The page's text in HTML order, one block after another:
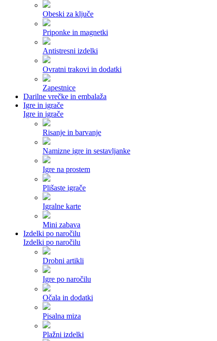
Obeski za ključe
Priponke in magnetki
Antistresni izdelki
Ovratni trakovi in dodatki
Zapestnice
Darilne vrečke in embalaža
Igre in igrače
Igre in igrače
Risanje in barvanje
Namizne igre in sestavljanke
Igre na prostem
Plišaste igrače
Igralne karte
Mini zabava
Izdelki po naročilu
Izdelki po naročilu
Drobni artikli
Igre po naročilu
Očala in dodatki
Pisalna miza
Plažni izdelki